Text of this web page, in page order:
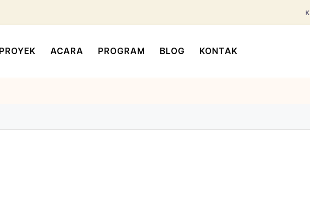
PROYEK ACARA PROGRAM BLOG KONTAK